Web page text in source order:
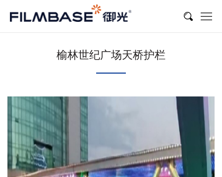
榆林世纪广场天桥护栏